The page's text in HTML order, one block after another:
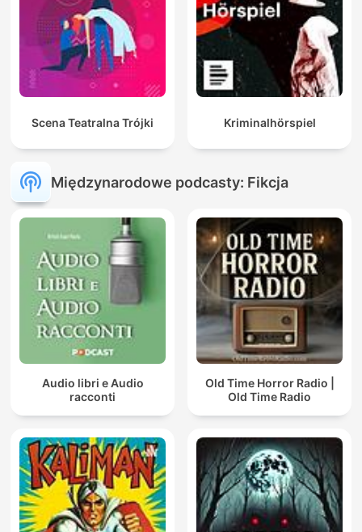
Scena Teatralna Trójki Kriminalhörspiel
Międzynarodowe podcasty: Fikcja
Audio libri e Audio
racconti
Old Time Horror Radio |
Old Time Radio